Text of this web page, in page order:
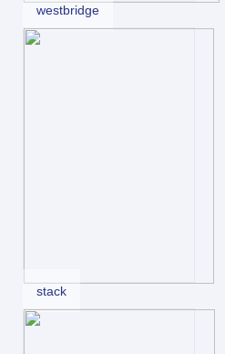
westbridge
stack